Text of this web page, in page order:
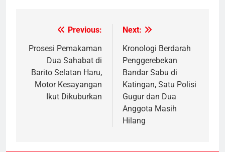
navigation
Previous:
Prosesi Pemakaman
Dua Sahabat di
Barito Selatan Haru,
Motor Kesayangan
Ikut Dikuburkan
Next:
Kronologi Berdarah
Penggerebekan
Bandar Sabu di
Katingan, Satu Polisi
Gugur dan Dua
Anggota Masih
Hilang